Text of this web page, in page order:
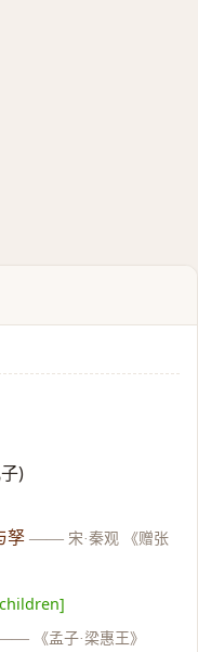
)
孥 —— 宋·秦观 《赠张
《孟子·梁惠王》